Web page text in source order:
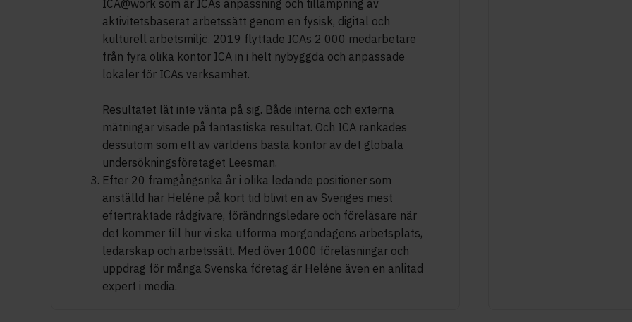
ICA@work som är ICAs anpassning och tillämpning av
aktivitetsbaserat arbetssätt genom en fysisk, digital och
kulturell arbetsmiljö. 2019 flyttade ICAs 2 000 medarbetare
från fyra olika kontor ICA in i helt nybyggda och anpassade
lokaler för ICAs verksamhet.
Resultatet lät inte vänta på sig. Både interna och externa
mätningar visade på fantastiska resultat. Och ICA rankades
dessutom som ett av världens bästa kontor av det globala
undersökningsföretaget Leesman.
Efter 20 framgångsrika år i olika ledande positioner som
anställd har Heléne på kort tid blivit en av Sveriges mest
eftertraktade rådgivare, förändringsledare och föreläsare när
det kommer till hur vi ska utforma morgondagens arbetsplats,
ledarskap och arbetssätt. Med över 1000 föreläsningar och
uppdrag för många Svenska företag är Heléne även en anlitad
expert i media.